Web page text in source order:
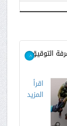
اقرأ
التوقيق>
اقرأ
المزيد